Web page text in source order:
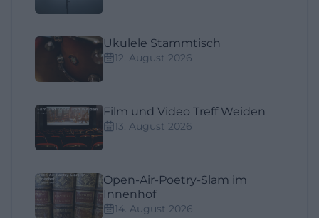
Ukulele Stammtisch
12. August 2026
Film und Video Treff Weiden
13. August 2026
Open-Air-Poetry-Slam im
Innenhof
14. August 2026